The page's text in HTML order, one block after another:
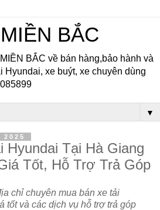
BẮC
BẮC về bán hàng,bảo hành và
xe buýt, xe chuyên dùng
▼
Hyundai Tại Hà Giang
Tốt, Hỗ Trợ Trả Góp
chỉ chuyên mua bán xe tải
tốt và các dịch vụ hỗ trợ trả góp